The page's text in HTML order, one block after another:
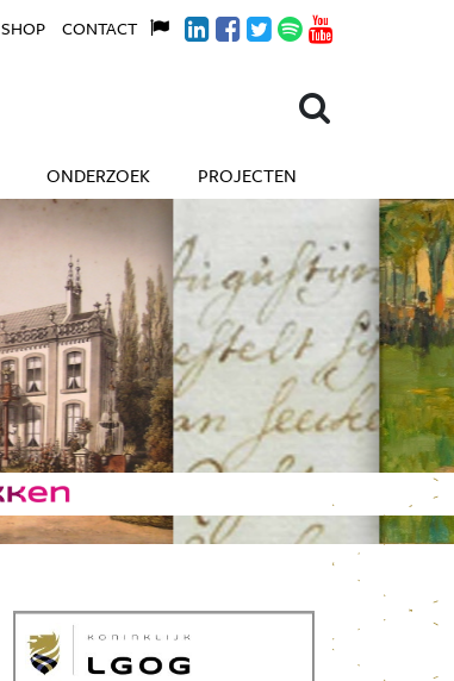
ONDERZOEK PROJECTEN
SHOP CONTACT